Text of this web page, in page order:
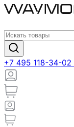
+7 495 118-34-02